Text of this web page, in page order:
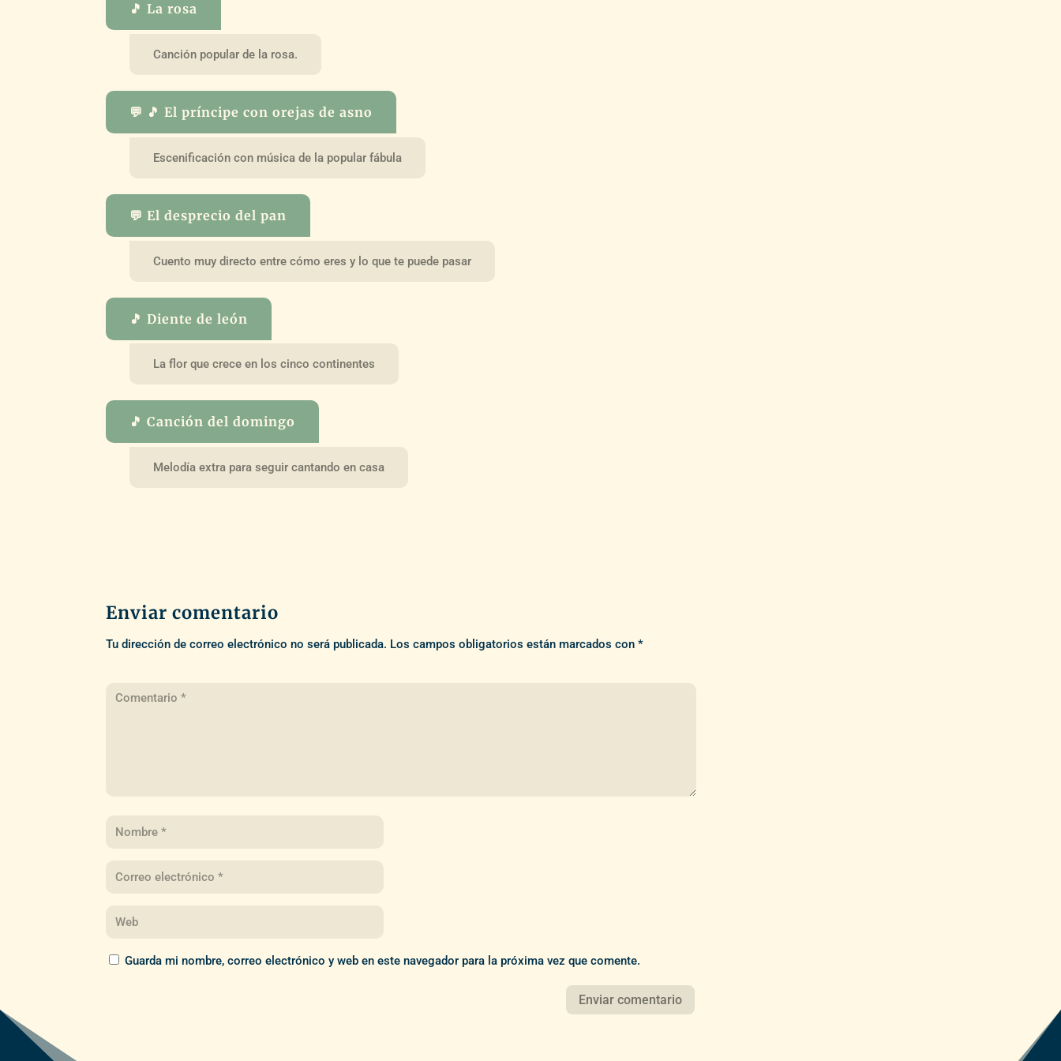
🎵 La rosa
Canción popular de la rosa.
💬 🎵 El príncipe con orejas de asno
Escenificación con música de la popular fábula
💬 El desprecio del pan
Cuento muy directo entre cómo eres y lo que te puede pasar
🎵 Diente de león
La flor que crece en los cinco continentes
🎵 Canción del domingo
Melodía extra para seguir cantando en casa
Enviar comentario
Tu dirección de correo electrónico no será publicada. Los campos obligatorios están marcados con*
Guarda mi nombre, correo electrónico y web en este navegador para la próxima vez que comente.